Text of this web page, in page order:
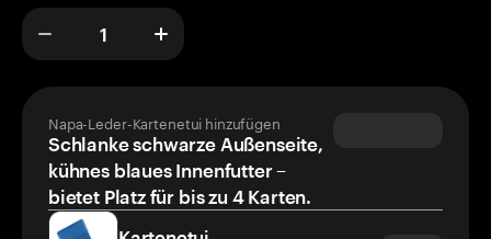
Napa-Leder-Kartenetui hinzufügen
Schlanke schwarze Außenseite,
kühnes blaues Innenfutter –
bietet Platz für bis zu 4 Karten.